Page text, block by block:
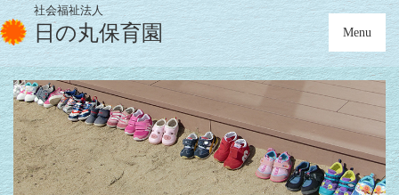
社会福祉法人
日の丸保育園 Menu